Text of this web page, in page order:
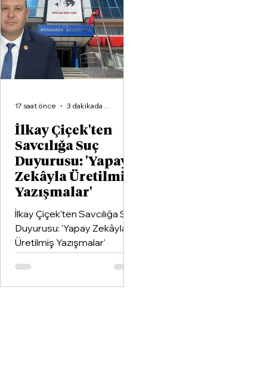
Aliağa KZY Spor Kulübü,
voleybol branşında güçlerini
birleştiren kapsamlı bir iş
birliği protokolüne imza attı.
İlkay Çiçek'ten
Savcılığa Suç
Duyurusu: 'Yapay
Zekâyla Üretilmiş
Yazışmalar'
İlkay Çiçek'ten Savcılığa Suç
Duyurusu: 'Yapay Zekâyla
Üretilmiş Yazışmalar'
17 saat önce 3 dakikada okunur